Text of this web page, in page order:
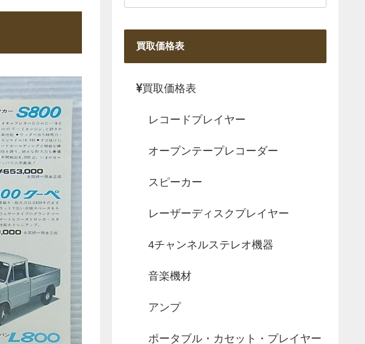
買取価格表
買取価格表
レコードプレイヤー
オープンテープレコーダー
スピーカー
レーザーディスクプレイヤー
4チャンネルステレオ機器
音楽機材
アンプ
ポータブル・カセット・プレイヤー